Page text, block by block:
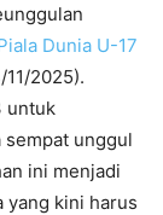
Dunia U-17
2025).
untuk
sempat unggul
ini menjadi
yang kini harus